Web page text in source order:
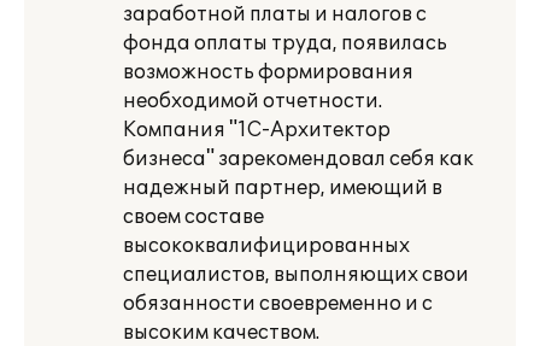
заработной платы и налогов с
фонда оплаты труда, появилась
возможность формирования
необходимой отчетности.
Компания "1С-Архитектор
бизнеса" зарекомендовал себя как
надежный партнер, имеющий в
своем составе
высококвалифицированных
специалистов, выполняющих свои
обязанности своевременно и с
высоким качеством.